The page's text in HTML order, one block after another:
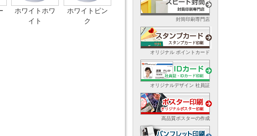
ホワイトホワ
イト
ホワイトピン
ク
封筒印刷専門店
オリジナル ポイントカード
オリジナルデザイン 社員証
高品質ポスターの作成